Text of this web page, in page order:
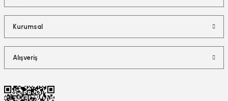
Kurumsal
Alışveriş